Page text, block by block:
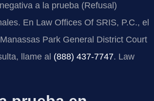
a la prueba (Refusal)
En Law Offices Of SRIS, P.C., el
Park General District Court
llame al (888) 437-7747. Law